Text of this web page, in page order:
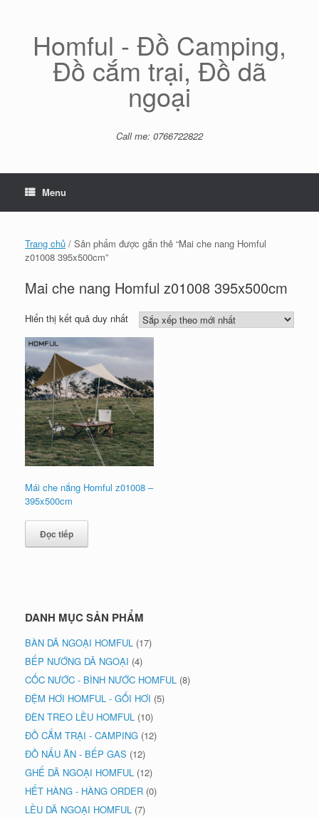
Homful - Đồ Camping,
Đồ cắm trại, Đồ dã
ngoại
Call me: 0766722822
Menu
Trang chủ / Sản phẩm được gắn thẻ “Mai che nang Homful
z01008 395x500cm”
Mai che nang Homful z01008 395x500cm
Hiển thị kết quả duy nhất
Mái che nắng Homful z01008 –
395x500cm
Đọc tiếp
DANH MỤC SẢN PHẨM
BÀN DÃ NGOẠI HOMFUL (17)
BẾP NƯỚNG DÃ NGOẠI (4)
CỐC NƯỚC - BÌNH NƯỚC HOMFUL (8)
ĐỆM HƠI HOMFUL - GỐI HƠI (5)
ĐÈN TREO LỀU HOMFUL (10)
ĐỒ CẮM TRẠI - CAMPING (12)
ĐỒ NẤU ĂN - BẾP GAS (12)
GHẾ DÃ NGOẠI HOMFUL (12)
HẾT HÀNG - HÀNG ORDER (0)
LỀU DÃ NGOẠI HOMFUL (7)